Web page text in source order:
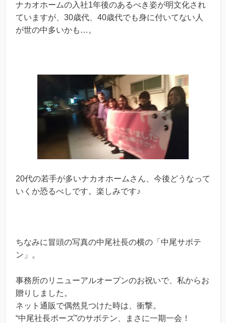
ナカオホームの入社1年後のあるべき姿が明文化され
ていますが、30歳代、40歳代でも身に付いてない人
が世の中多いかも…。
20代の若手が多いナカオホームさん、今後どうなって
いくか恐るべしです。楽しみです♪
ちなみに冒頭の写真の中尾社長の横の「中尾サボテ
ン」。
事務所のリニューアルオープンのお祝いで、私からお
贈りしました。
ネット通販で偶然見つけた時は、衝撃。
“中尾社長ポーズ”のサボテン、まさに一期一会！